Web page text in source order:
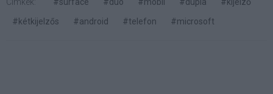
#kétkijelzős
#android #telefon #microsoft